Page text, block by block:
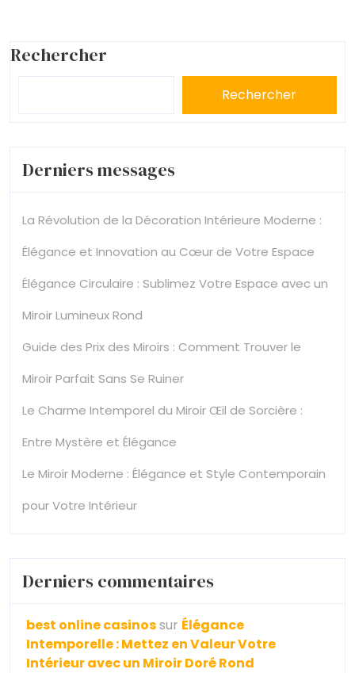
:
Élégance
et
Style
Rechercher
Rechercher
Derniers messages
La Révolution de la Décoration Intérieure Moderne :
Élégance et Innovation au Cœur de Votre Espace
Élégance Circulaire : Sublimez Votre Espace avec un
Miroir Lumineux Rond
Guide des Prix des Miroirs : Comment Trouver le
Miroir Parfait Sans Se Ruiner
Le Charme Intemporel du Miroir Œil de Sorcière :
Entre Mystère et Élégance
Le Miroir Moderne : Élégance et Style Contemporain
pour Votre Intérieur
Derniers commentaires
best online casinossur Élégance
Intemporelle : Mettez en Valeur Votre
Intérieur avec un Miroir Doré Rond